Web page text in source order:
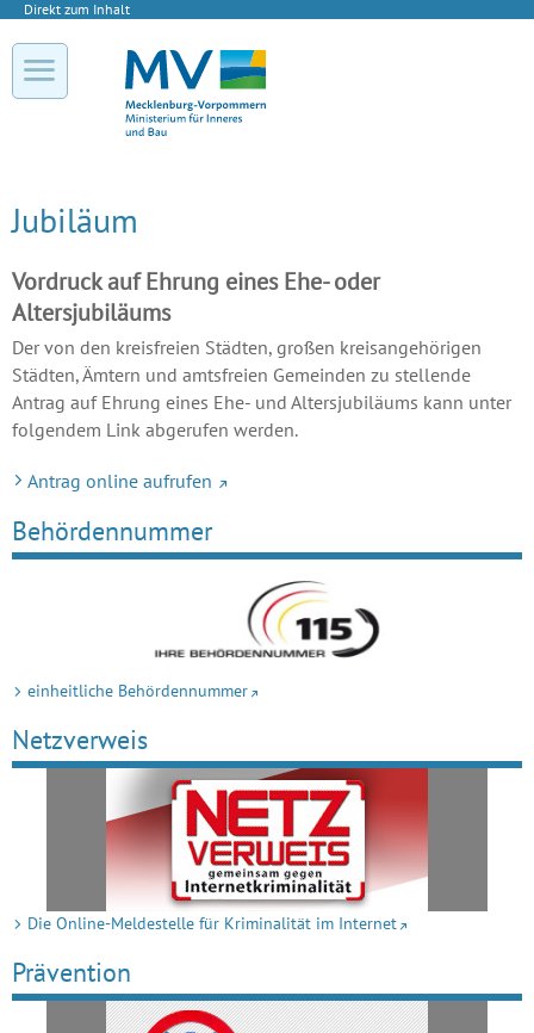
Direkt zum Inhalt
Jubiläum
Vordruck auf Ehrung eines Ehe- oder
Altersjubiläums
Der von den kreisfreien Städten, großen kreisangehörigen
Städten, Ämtern und amtsfreien Gemeinden zu stellende
Antrag auf Ehrung eines Ehe- und Altersjubiläums kann unter
folgendem Link abgerufen werden.
Antrag online aufrufen
Behördennummer
einheitliche Behördennummer
Netzverweis
Die Online-Meldestelle für Kriminalität im Internet
Prävention